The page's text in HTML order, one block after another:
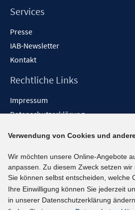
Services
Presse
IAB-Newsletter
Kontakt
Rechtliche Links
Impressum
Datenschutzerklärung
Barrieren melden
Social-Media-Kanäle
BlueSky
YouTube
Verwendung von Cookies und
Wir möchten unsere Online-Angebote
anpassen. Zu diesem Zweck setzen
Sie können selbst entscheiden, welche
Ihre Einwilligung können Sie jederzeit
in unserer Datenschutzerklärung